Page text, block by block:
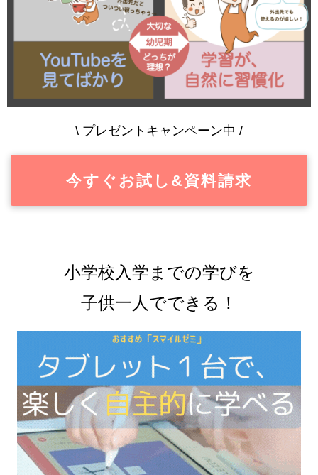
\ プレゼントキャンペーン中 /
今すぐお試し&資料請求
小学校入学までの学びを
子供一人でできる！